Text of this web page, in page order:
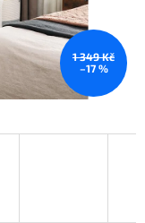
1 349 Kč
–17 %